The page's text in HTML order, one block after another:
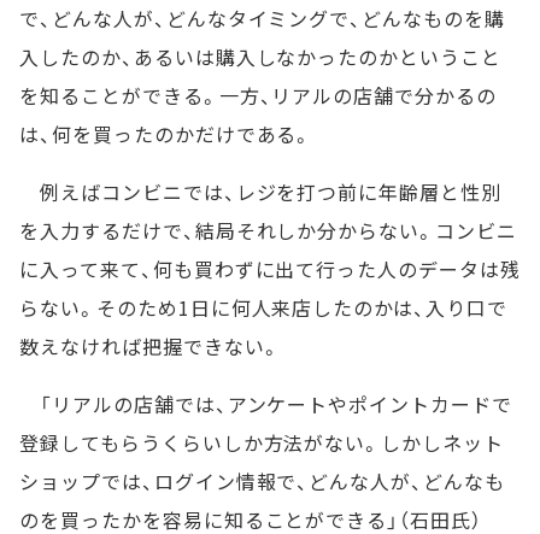
で、どんな人が、どんなタイミングで、どんなものを購
入したのか、あるいは購入しなかったのかということ
を知ることができる。一方、リアルの店舗で分かるの
は、何を買ったのかだけである。
例えばコンビニでは、レジを打つ前に年齢層と性別
を入力するだけで、結局それしか分からない。コンビニ
に入って来て、何も買わずに出て行った人のデータは残
らない。そのため1日に何人来店したのかは、入り口で
数えなければ把握できない。
「リアルの店舗では、アンケートやポイントカードで
登録してもらうくらいしか方法がない。しかしネット
ショップでは、ログイン情報で、どんな人が、どんなも
のを買ったかを容易に知ることができる」（石田氏）